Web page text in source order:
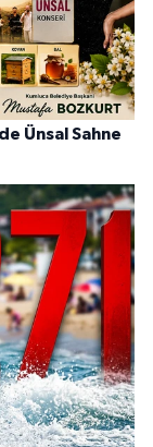
Ünsal Sahne